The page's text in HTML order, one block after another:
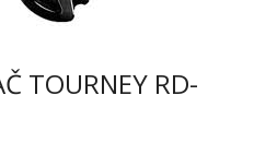
TOURNEY RD-